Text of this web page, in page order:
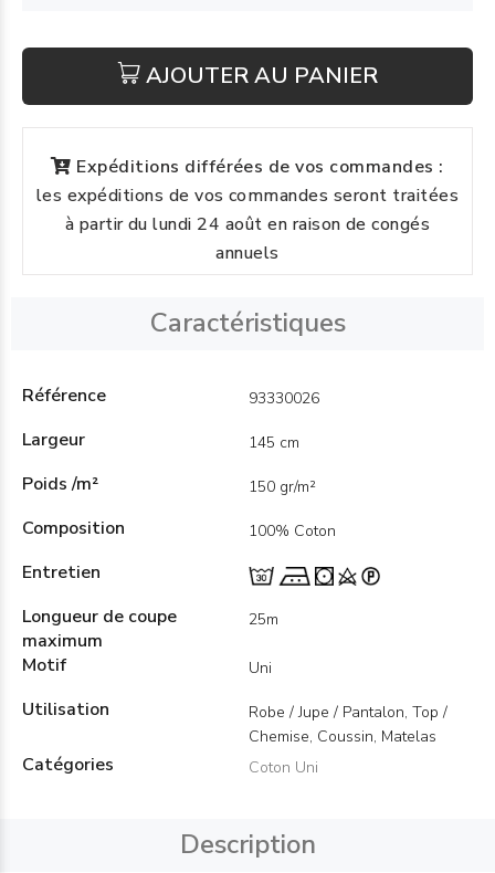
AJOUTER AU PANIER
Expéditions différées de vos commandes :
les expéditions de vos commandes seront traitées
à partir du lundi 24 août en raison de congés
annuels
Caractéristiques
Référence 93330026
Largeur 145 cm
Poids /m² 150 gr/m²
Composition 100% Coton
Entretien
Longueur de coupe
maximum
25m
Motif Uni
Utilisation
Robe / Jupe / Pantalon, Top /
Chemise, Coussin, Matelas
Catégories Coton Uni
Description